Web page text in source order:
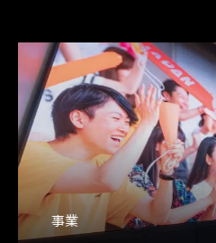
事業